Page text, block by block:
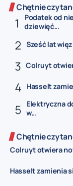
Chętnie
Podatek od
dziewięć...
Sześć lat
Colruyt
Hasselt
Elektryczna
w...
Chętnie
Colruyt otwiera
Hasselt zamienia